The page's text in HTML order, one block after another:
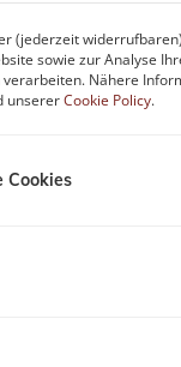
und
(jederzeit
sowie zur Analyse
Nähere
unsererCookie Policy.
Cookies